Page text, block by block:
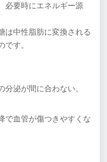
必要時にエネルギー源
は中性脂肪に変換される
す。
泌が間に合わない。
で血管が傷つきやすくな